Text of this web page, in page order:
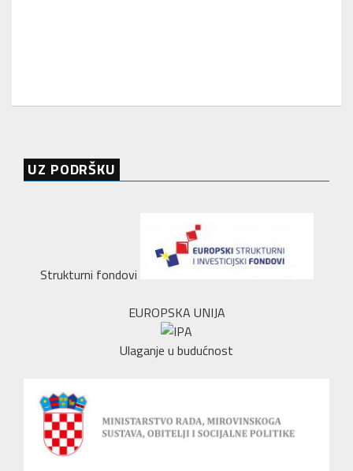
UZ PODRŠKU
Strukturni fondovi
EUROPSKA UNIJA
Ulaganje u budućnost